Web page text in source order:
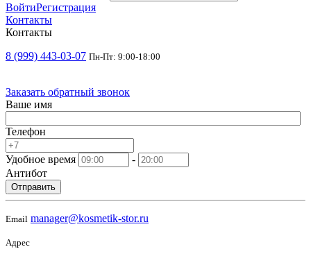
ВойтиРегистрация
Контакты
Контакты
8 (999) 443-03-07 Пн-Пт: 9:00-18:00
Заказать обратный звонок
Ваше имя
Телефон
Удобное время
-
Антибот
Отправить
Email manager@kosmetik-stor.ru
Адрес